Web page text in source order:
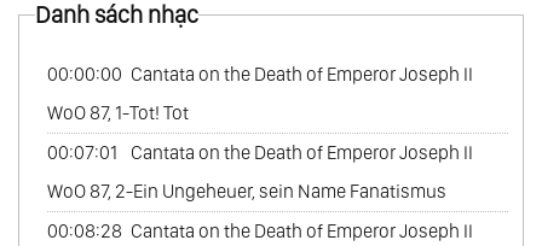
Piano Sonatas Op.109, Op.110, Op.111
54.Piano Variations Vol.1
55.Piano Variations Vol.2
56.Piano Variations Vol.3
57.Piano Variations Vol.4
58.Bagatelles
Danh sách nhạc
00:00:00 Cantata on the Death of Emperor Joseph II
WoO 87, 1-Tot! Tot
00:07:01
Cantata on the Death of Emperor Joseph II
WoO 87, 2-Ein Ungeheuer, sein Name Fanatismus
00:08:28 Cantata on the Death of Emperor Joseph II